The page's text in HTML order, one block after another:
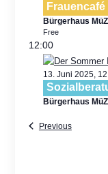
Bürgerhaus
Free
12:00
13. Juni 2025,
Bürgerhaus
Previous